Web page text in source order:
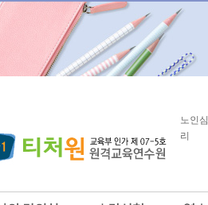
노인심
리